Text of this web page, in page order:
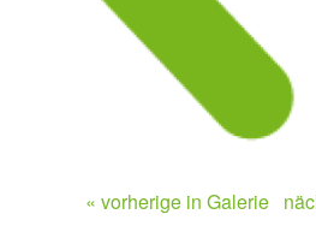
« vorherige in Galerie